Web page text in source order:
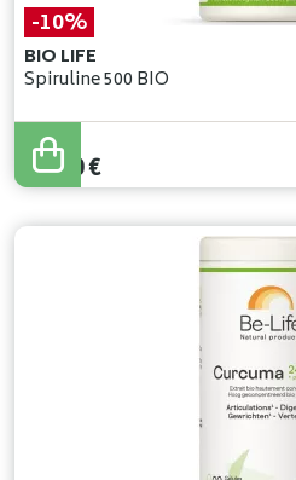
-10%
BIO LIFE
Spiruline 500 BIO
22,00
19,80€